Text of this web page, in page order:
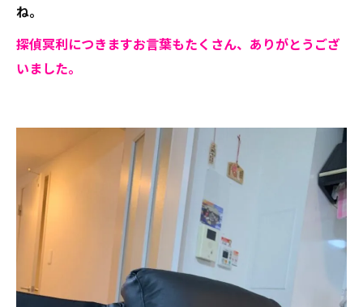
ね。
探偵冥利につきますお言葉もたくさん、ありがとうござ
いました。